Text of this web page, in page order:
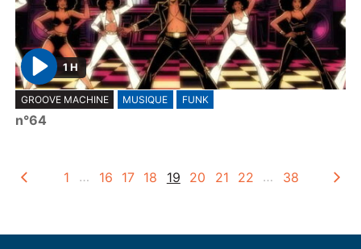
P
l
a
1 H
GROOVE MACHINE MUSIQUE FUNK
n°64
1 … 16 17 18 19 20 21 22 … 38